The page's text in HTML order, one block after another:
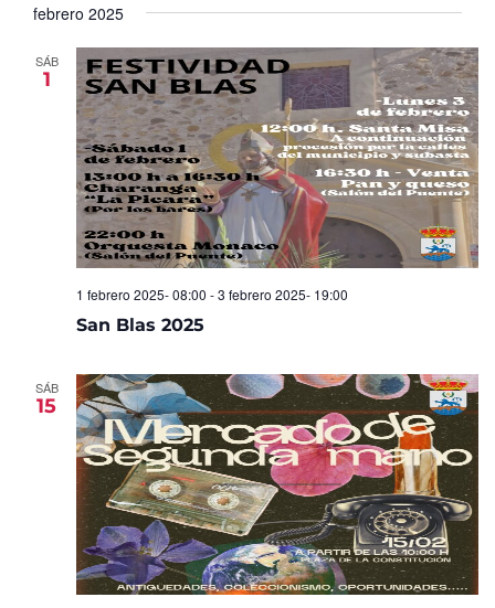
febrero 2025
SÁB
1
San Blas 2025
1 febrero 2025- 08:00 -3 febrero 2025- 19:00
SÁB
15